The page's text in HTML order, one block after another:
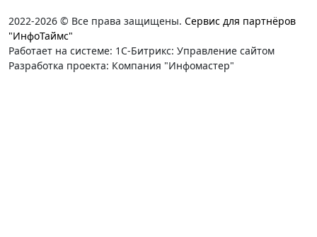
2022-2026 © Все права защищены. Сервис для партнёров
"ИнфоТаймс"
Работает на системе: 1С-Битрикс: Управление сайтом
Разработка проекта: Компания "Инфомастер"